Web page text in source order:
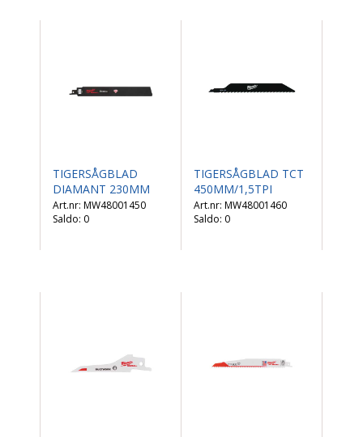
TIGERSÅGBLAD
DIAMANT 230MM
MW48001450
Saldo: 0
TIGERSÅGBLAD TCT
450MM/1,5TPI
MW48001460
Saldo: 0